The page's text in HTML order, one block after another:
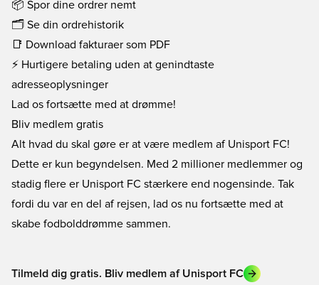
📦 Spor dine ordrer nemt
🗂️ Se din ordrehistorik
📑 Download fakturaer som PDF
⚡ Hurtigere betaling uden at genindtaste
adresseoplysninger
Lad os fortsætte med at drømme!
Bliv medlem gratis
Alt hvad du skal gøre er at være medlem af Unisport FC!
Dette er kun begyndelsen. Med 2 millioner medlemmer og
stadig flere er Unisport FC stærkere end nogensinde. Tak
fordi du var en del af rejsen, lad os nu fortsætte med at
skabe fodbolddrømme sammen.
Tilmeld dig gratis. Bliv medlem af Unisport FC